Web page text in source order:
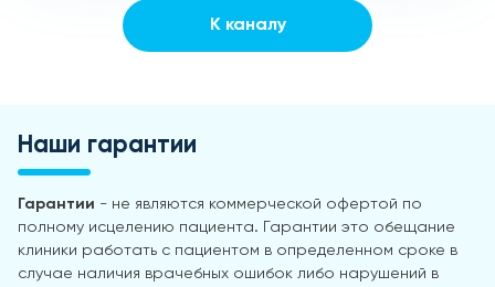
К каналу
Наши гарантии
Гарантии - не являются коммерческой офертой по
полному исцелению пациента. Гарантии это обещание
клиники работать с пациентом в определенном сроке в
случае наличия врачебных ошибок либо нарушений в